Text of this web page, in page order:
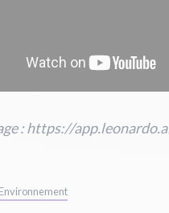
: https://
Environnement